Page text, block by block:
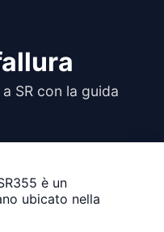
SR con la guida
è un
ubicato nella